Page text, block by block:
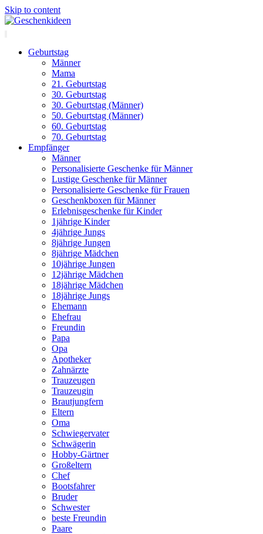
Skip to content
Geburtstag
Männer
Mama
21. Geburtstag
30. Geburtstag
30. Geburtstag (Männer)
50. Geburtstag (Männer)
60. Geburtstag
70. Geburtstag
Empfänger
Männer
Personalisierte Geschenke für Männer
Lustige Geschenke für Männer
Personalisierte Geschenke für Frauen
Geschenkboxen für Männer
Erlebnisgeschenke für Kinder
1jährige Kinder
4jährige Jungs
8jährige Jungen
8jährige Mädchen
10jährige Jungen
12jährige Mädchen
18jährige Mädchen
18jährige Jungs
Ehemann
Ehefrau
Freundin
Papa
Opa
Apotheker
Zahnärzte
Trauzeugen
Trauzeugin
Brautjungfern
Eltern
Oma
Schwiegervater
Schwägerin
Hobby-Gärtner
Großeltern
Chef
Bootsfahrer
Bruder
Schwester
beste Freundin
Paare